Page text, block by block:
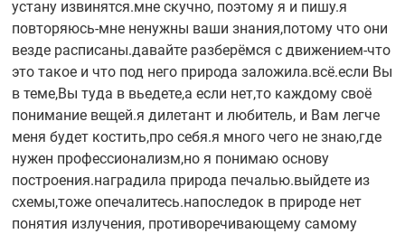
устану извинятся.мне скучно, поэтому я и пишу.я
повторяюсь-мне ненужны ваши знания,потому что они
везде расписаны.давайте разберёмся сдвижением-что
это такое и что под него природа заложила.всё.если Вы
в теме,Вы туда в вьедете,а если нет,то каждому своё
понимание вещей.я дилетант и любитель, и Вам легче
меня будет костить,про себя.я много чего не знаю,где
нужен профессионализм,но я понимаю основу
построения.наградила природа печалью.выйдете из
схемы,тоже опечалитесь.напоследок в природе нет
понятия излучения, противоречивающему самому